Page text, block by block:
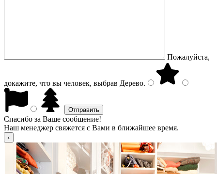
Пожалуйста,
докажите, что вы человек, выбрав Дерево.
Спасибо за Ваше сообщение!
Наш менеджер свяжется с Вами в ближайшее время.